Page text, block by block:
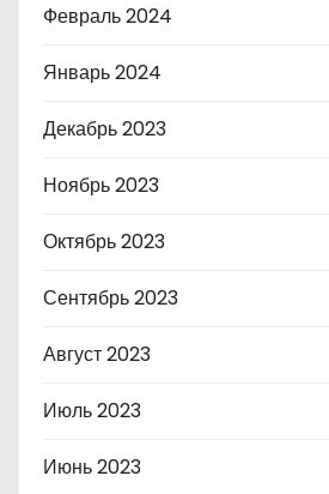
Февраль 2024
Январь 2024
Декабрь 2023
Ноябрь 2023
Октябрь 2023
Сентябрь 2023
Август 2023
Июль 2023
Июнь 2023